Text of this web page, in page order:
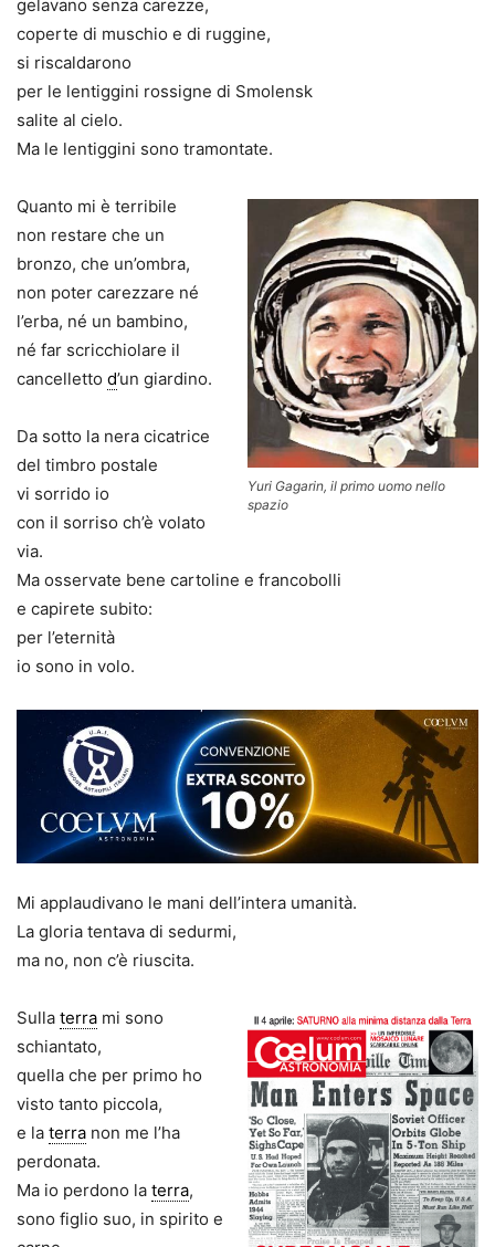
gelavano senza carezze,
coperte di muschio e di ruggine,
si riscaldarono
per le lentiggini rossigne di Smolensk
salite al cielo.
Ma le lentiggini sono tramontate.
Yuri Gagarin, il primo uomo nello
spazio
Quanto mi è terribile
non restare che un
bronzo, che un’ombra,
non poter carezzare né
l’erba, né un bambino,
né far scricchiolare il
cancelletto d’un giardino.
Da sotto la nera cicatrice
del timbro postale
vi sorrido io
con il sorriso ch’è volato
via.
Ma osservate bene cartoline e francobolli
e capirete subito:
per l’eternità
io sono in volo.
Mi applaudivano le mani dell’intera umanità.
La gloria tentava di sedurmi,
ma no, non c’è riuscita.
Sulla terra mi sono
schiantato,
quella che per primo ho
visto tanto piccola,
e la terra non me l’ha
perdonata.
Ma io perdono la terra,
sono figlio suo, in spirito e